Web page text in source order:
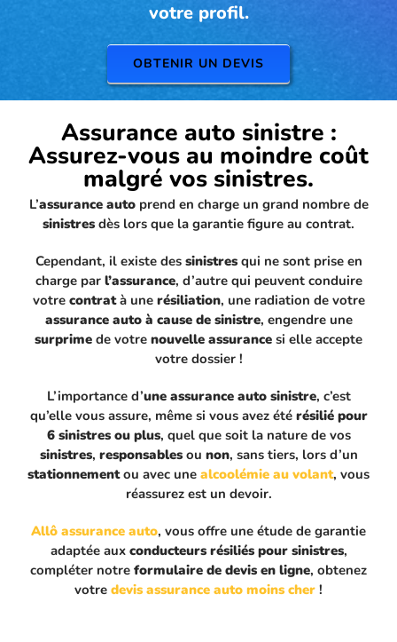
votre profil.
OBTENIR UN DEVIS
Assurance auto sinistre :
Assurez-vous au moindre coût
malgré vos sinistres.
L’assurance autoprend en charge un grand nombre de
sinistres dès lors que la garantie figure au contrat.
Cependant, il existe des sinistresqui ne sont prise en
charge par l’assurance, d’autre qui peuvent conduire
votre contratà une résiliation, une radiation de votre
assurance auto à cause de sinistre, engendre une
surprime de votre nouvelle assurance si elle accepte
votre dossier !
L’importance d’une assurance auto sinistre, c’est
qu’elle vous assure, même si vous avez été résilié pour
6 sinistres ou plus, quel que soit la nature de vos
sinistres, responsablesou non, sans tiers, lors d’un
stationnementou avec une alcoolémie au volant, vous
réassurez est un devoir.
Allô assurance auto, vous offre une étude de garantie
adaptée aux conducteurs résiliés pour sinistres,
compléter notre formulaire de devis en ligne, obtenez
votre devis assurance auto moins cher !